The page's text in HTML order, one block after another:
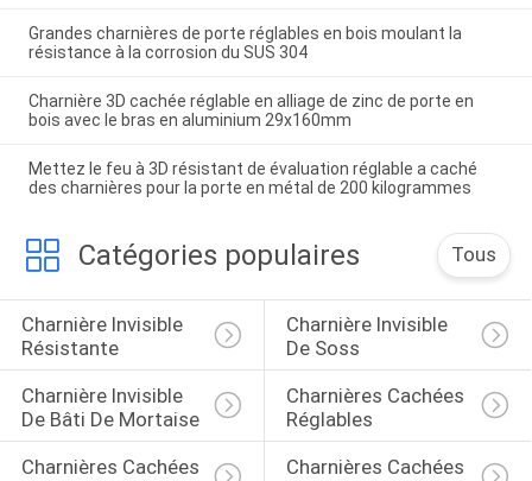
Grandes charnières de porte réglables en bois moulant la
résistance à la corrosion du SUS 304
Charnière 3D cachée réglable en alliage de zinc de porte en
bois avec le bras en aluminium 29x160mm
Mettez le feu à 3D résistant de évaluation réglable a caché
des charnières pour la porte en métal de 200 kilogrammes
Catégories populaires Tous
Charnière Invisible
Résistante
Charnière Invisible
De Soss
Charnière Invisible
De Bâti De Mortaise
Charnières Cachées
Réglables
Charnières Cachées
Charnières Cachées